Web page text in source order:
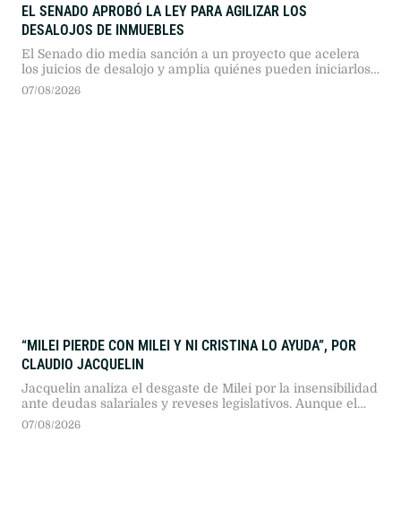
EL SENADO APROBÓ LA LEY PARA AGILIZAR LOS
DESALOJOS DE INMUEBLES
El Senado dio media sanción a un proyecto que acelera
los juicios de desalojo y amplia quiénes pueden iniciarlos.
La iniciativa acorta plazos, permite restituciones
inmediatas y fija pautas para la entrega de llaves y la
07/08/2026
“MILEI PIERDE CON MILEI Y NI CRISTINA LO AYUDA”, POR
CLAUDIO JACQUELIN
Jacquelin analiza el desgaste de Milei por la insensibilidad
ante deudas salariales y reveses legislativos. Aunque el
63% rechaza el rumbo económico y Cristina bloquea la
renovación peronista, la falta de una alternativa sólida
07/08/2026